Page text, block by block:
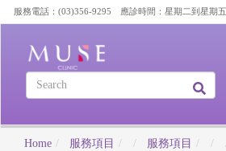
服務電話：(03)356-9295 應診時間：星期二到星期
Home 服務項目 服務項目